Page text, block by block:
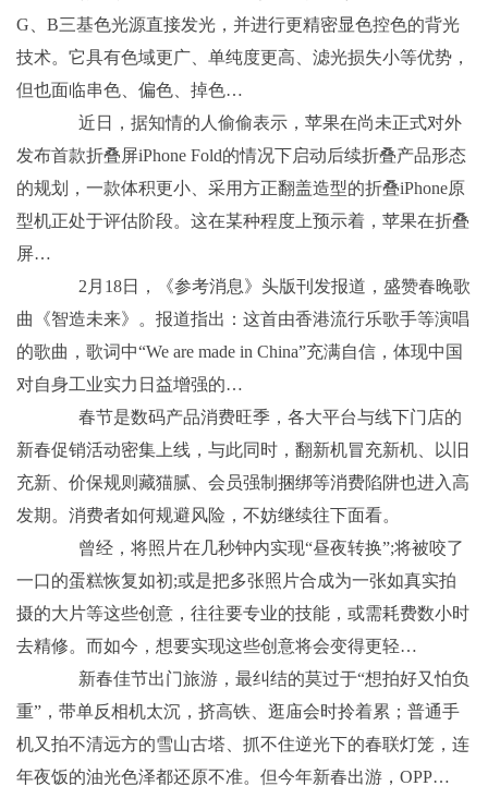
G、B三基色光源直接发光，并进行更精密显色控色的背光
技术。它具有色域更广、单纯度更高、滤光损失小等优势，
但也面临串色、偏色、掉色…
近日，据知情的人偷偷表示，苹果在尚未正式对外
发布首款折叠屏iPhone Fold的情况下启动后续折叠产品形态
的规划，一款体积更小、采用方正翻盖造型的折叠iPhone原
型机正处于评估阶段。这在某种程度上预示着，苹果在折叠
屏…
2月18日，《参考消息》头版刊发报道，盛赞春晚歌
曲《智造未来》。报道指出：这首由香港流行乐歌手等演唱
的歌曲，歌词中“We are made in China”充满自信，体现中国
对自身工业实力日益增强的…
春节是数码产品消费旺季，各大平台与线下门店的
新春促销活动密集上线，与此同时，翻新机冒充新机、以旧
充新、价保规则藏猫腻、会员强制捆绑等消费陷阱也进入高
发期。消费者如何规避风险，不妨继续往下面看。
曾经，将照片在几秒钟内实现“昼夜转换”;将被咬了
一口的蛋糕恢复如初;或是把多张照片合成为一张如真实拍
摄的大片等这些创意，往往要专业的技能，或需耗费数小时
去精修。而如今，想要实现这些创意将会变得更轻…
新春佳节出门旅游，最纠结的莫过于“想拍好又怕负
重”，带单反相机太沉，挤高铁、逛庙会时拎着累；普通手
机又拍不清远方的雪山古塔、抓不住逆光下的春联灯笼，连
年夜饭的油光色泽都还原不准。但今年新春出游，OPP…